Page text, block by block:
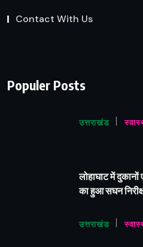
Contact With Us
Populer Posts
उत्तराखंड
लोहाघाट में
का हुआ सघन
उत्तराखंड